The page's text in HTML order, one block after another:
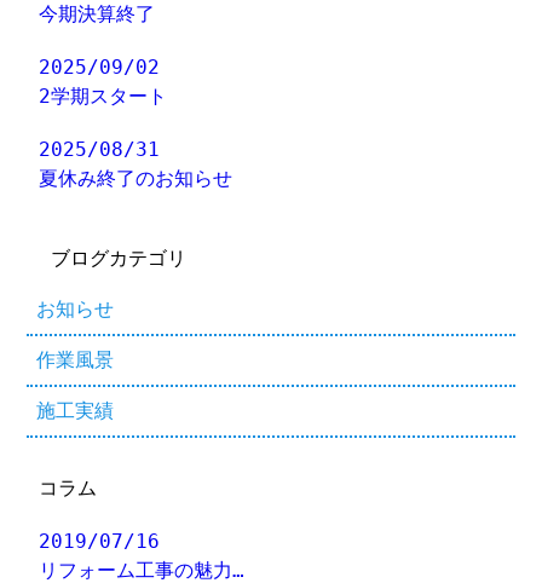
今期決算終了
2025/09/02
2学期スタート
2025/08/31
夏休み終了のお知らせ
ブログカテゴリ
お知らせ
作業風景
施工実績
コラム
2019/07/16
リフォーム工事の魅力…